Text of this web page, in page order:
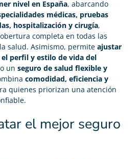
nivel en España, abarcando
médicas, pruebas
hospitalización y cirugía,
completa en todas las
salud. Asimismo, permite ajustar
perfil y estilo de vida del
un seguro de salud flexible y
comodidad, eficiencia y
quienes priorizan una atención
el mejor seguro